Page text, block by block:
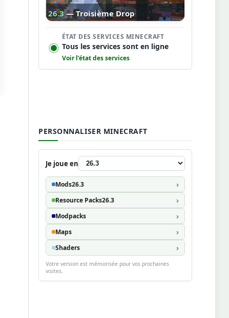
26.3 — Troisième Drop
ÉTAT DES SERVICES MINECRAFT
Tous les services sont en ligne
Voir l’état des services
PERSONNALISER MINECRAFT
Je joue en
Mods26.3
Resource Packs26.3
Modpacks
Maps
Shaders
Votre version est mémorisée pour vos prochaines
visites.